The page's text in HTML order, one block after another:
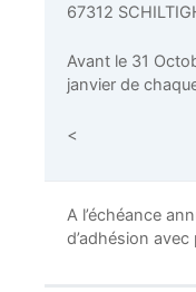
67312
Avant le 31
janvier de
<
A l’échéance
d’adhésion